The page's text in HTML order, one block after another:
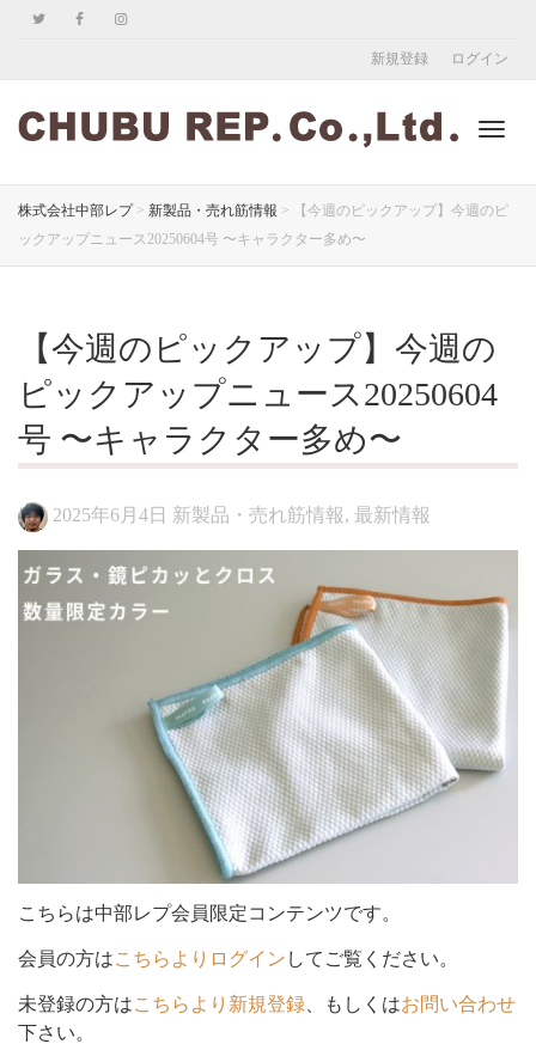
新規登録 ログイン
ゲ
シ
ョ
切
株式会社中部レプ> 新製品・売れ筋情報 >
【今週のピックアップ】今週のピ
ックアップニュース20250604号 〜キャラクター多め〜
【今週のピックアップ】今週の
ピックアップニュース20250604
号 〜キャラクター多め〜
2025年6月4日 新製品・売れ筋情報, 最新情報
こちらは中部レプ会員限定コンテンツです。
会員の方はこちらよりログイン してご覧ください。
未登録の方はこちらより新規登録 、もしくはお問い合わせ
下さい。